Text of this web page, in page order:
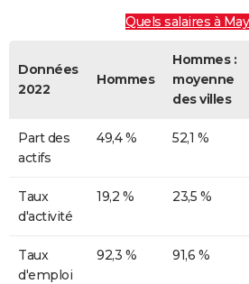
Quels salaires à
Données
2022
Hommes
Hommes :
moyenne
des villes
Part des
actifs
49,4 % 52,1 %
Taux
d'activité
19,2 % 23,5 %
Taux
d'emploi
92,3 % 91,6 %